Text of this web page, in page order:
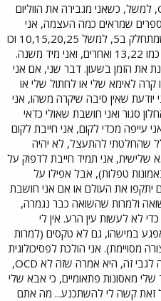
גם לי יש תופעות שמזכירות לי OCD, למשל, כשאני מגבירה את הווליום
שמראים כמה העצמה, אני
פשוט חייבת שזה יהיה על מספר שמתחלק ב5, למשל 10,15,20,25 וכו
וכו. זה מפריע לי כשזה על מספרים כמו 13,22 ואחרים, ואני מיד משנה.
את הזמן בשעון. דבר שני, אם אני
לאימא שלי או לחתול שלי או
שאין סיבה שיקרה משהו, אני
סגור ואני חושבת שאולי כדאי
עייפה מכדי לקום, אני חייבת לקום
שהחלטתי להתעצל, לא יהיה
שלישית, אני תמיד חייבת לדפוק על
טפלות), אבל אפילו על
יתקפו את העולם או אם אני חושבת
ולמרות שהשואה כבר נגמרה,
לא לעשות עין הרע. אין לי
במישהו, גם לא טקסים (למרות
מסויימת). אני הולכת לפסיכולוגית
(בגלל דברים אחרים) ושאלתי אותה לגבי זה, היא אמרה שזה לא OCD,
מאסונות פתאומיים, כי אבא שלי
זאת קשה לי להשתכנע... מה אתם